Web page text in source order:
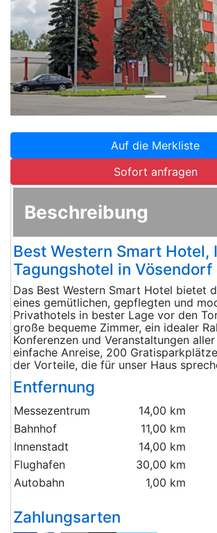
Zurück
Auf die Merkliste
Sofort anfragen
Beschreibung
Best Western Smart Hotel,
Tagungshotel in Vösendorf
Das Best Western Smart Hotel bietet
eines gemütlichen, gepflegten und
Privathotels in bester Lage vor den
große bequeme Zimmer, ein idealer
Konferenzen und Veranstaltungen
einfache Anreise, 200
der Vorteile, die für unser Haus
Entfernung
Messezentrum
14,00 km
Bahnhof
11,00 km
Innenstadt
14,00 km
Flughafen
30,00 km
Autobahn
1,00 km
Zahlungsarten